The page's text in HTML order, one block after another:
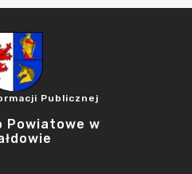
Publicznej
Powiatowe w